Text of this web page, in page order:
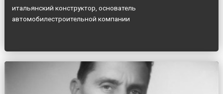
итальянский конструктор, основатель
автомобилестроительной компании